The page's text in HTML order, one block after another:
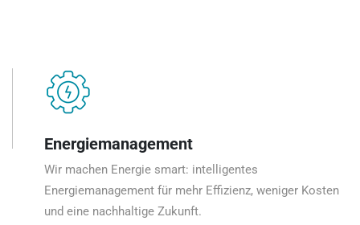
Energiemanagement
Wir machen Energie smart: intelligentes
Energiemanagement für mehr Effizienz, weniger Kosten
und eine nachhaltige Zukunft.